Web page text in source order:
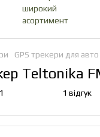
GPS трекери для авто
Teltonika
1 відгук